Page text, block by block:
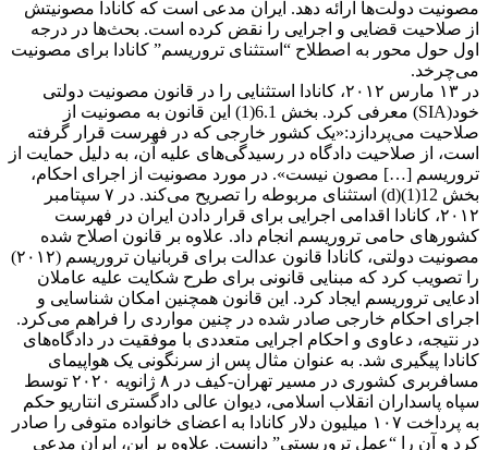
مصونیت دولت‌ها ارائه دهد. ایران مدعی است که کانادا مصونیتش
از صلاحیت قضایی و اجرایی را نقض کرده است. بحث‌ها در درجه
اول حول محور به اصطلاح “استثنای تروریسم” کانادا برای مصونیت
می‌چرخد.
در ۱۳ مارس ۲۰۱۲، کانادا استثنایی را در قانون مصونیت دولتی
خود(SIA) معرفی کرد. بخش 6.1(1) این قانون به مصونیت از
صلاحیت می‌پردازد:«یک کشور خارجی که در فهرست قرار گرفته
است، از صلاحیت دادگاه در رسیدگی‌های علیه آن، به دلیل حمایت از
تروریسم […] مصون نیست». در مورد مصونیت از اجرای احکام،
بخش 12(1)(d) استثنای مربوطه را تصریح می‌کند. در ۷ سپتامبر
۲۰۱۲، کانادا اقدامی اجرایی برای قرار دادن ایران در فهرست
کشورهای حامی تروریسم انجام داد. علاوه بر قانون اصلاح شده
مصونیت دولتی، کانادا قانون عدالت برای قربانیان تروریسم (۲۰۱۲)
را تصویب کرد که مبنایی قانونی برای طرح شکایت علیه عاملان
ادعایی تروریسم ایجاد کرد. این قانون همچنین امکان شناسایی و
اجرای احکام خارجی صادر شده در چنین مواردی را فراهم می‌کرد.
در نتیجه، دعاوی و احکام اجرایی متعددی با موفقیت در دادگاه‌های
کانادا پیگیری شد. به عنوان مثال پس از سرنگونی یک هواپیمای
مسافربری کشوری در مسیر تهران-کیف در ۸ ژانویه ۲۰۲۰ توسط
سپاه پاسداران انقلاب اسلامی، دیوان عالی دادگستری انتاریو حکم
به پرداخت ۱۰۷ میلیون دلار کانادا به اعضای خانواده متوفی را صادر
کرد و آن را “عمل تروریستی” دانست. علاوه بر این، ایران مدعی